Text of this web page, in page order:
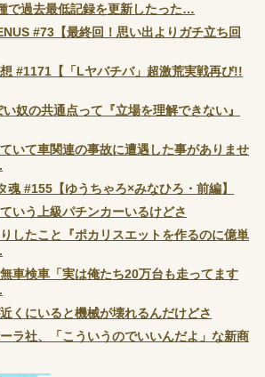
で過去最低記録を更新したった…
#73【最終回！思い出よりガチ立ち回
#1171【「Lヤバチバ」超激荒実戦再び!!
い奴の共通点って『立場を理解できない』
ていて車関連の事故に遭遇した事がありませ
魂 #155【ゆうちゃろ×みなひろ・前編】
いう上級パチンカーいるけどさ
したこと『ポカリスエットを作るのに億単
無車検車「実は俺たち20万台も走ってます
くにいると機械が壊れるんだけどさ
ーラ社、「こういうのでいいんだよ」な新商